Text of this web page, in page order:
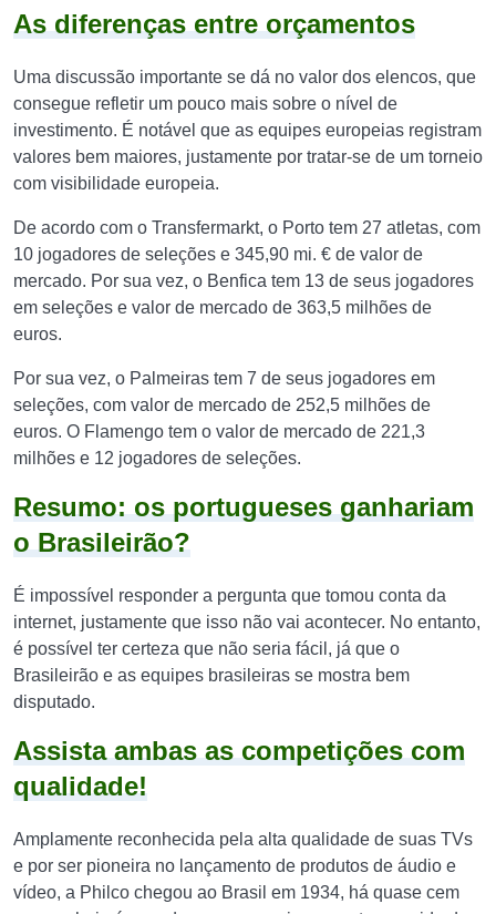
As diferenças entre orçamentos
Uma discussão importante se dá no valor dos elencos, que
consegue refletir um pouco mais sobre o nível de
investimento. É notável que as equipes europeias registram
valores bem maiores, justamente por tratar-se de um torneio
com visibilidade europeia.
De acordo com o Transfermarkt, o Porto tem 27 atletas, com
10 jogadores de seleções e 345,90 mi. € de valor de
mercado. Por sua vez, o Benfica tem 13 de seus jogadores
em seleções e valor de mercado de 363,5 milhões de
euros.
Por sua vez, o Palmeiras tem 7 de seus jogadores em
seleções, com valor de mercado de 252,5 milhões de
euros. O Flamengo tem o valor de mercado de 221,3
milhões e 12 jogadores de seleções.
Resumo: os portugueses ganhariam
o Brasileirão?
É impossível responder a pergunta que tomou conta da
internet, justamente que isso não vai acontecer. No entanto,
é possível ter certeza que não seria fácil, já que o
Brasileirão e as equipes brasileiras se mostra bem
disputado.
Assista ambas as competições com
qualidade!
Amplamente reconhecida pela alta qualidade de suas TVs
e por ser pioneira no lançamento de produtos de áudio e
vídeo, a Philco chegou ao Brasil em 1934, há quase cem